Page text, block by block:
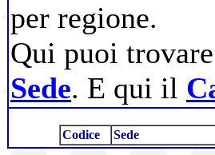
per regione.
Qui puoi
Sede. E qui il
Codice Sede